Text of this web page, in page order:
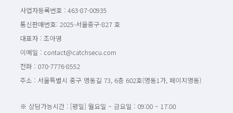
사업자등록번호 : 463-87-00935
통신판매번호: 2025-서울중구-827 호
대표자 : 조아영
이메일 : contact@catchsecu.com
전화 : 070-7776-8552
주소 : 서울특별시 중구 명동길 73, 6층 602호(명동1가, 페이지명동)
※ 상담가능시간 : [평일] 월요일 ~ 금요일 : 09:00 ~ 17:00